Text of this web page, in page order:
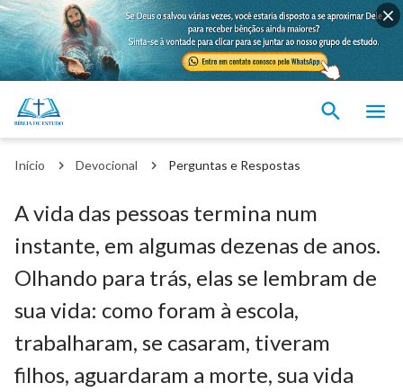
Início Devocional Perguntas e Respostas
A vida das pessoas termina num
instante, em algumas dezenas de anos.
Olhando para trás, elas se lembram de
sua vida: como foram à escola,
trabalharam, se casaram, tiveram
filhos, aguardaram a morte, sua vida